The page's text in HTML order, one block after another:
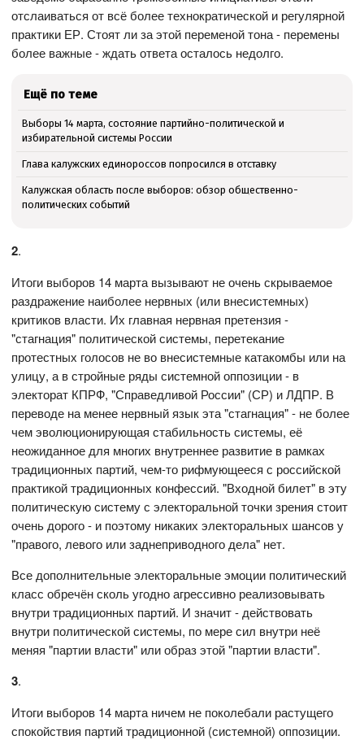
отслаиваться от всё более технократической и регулярной
практики ЕР. Стоят ли за этой переменой тона - перемены
более важные - ждать ответа осталось недолго.
Ещё по теме
Выборы 14 марта, состояние партийно-политической и
избирательной системы России
Глава калужских единороссов попросился в отставку
Калужская область после выборов: обзор общественно-
политических событий
2.
Итоги выборов 14 марта вызывают не очень скрываемое
раздражение наиболее нервных (или внесистемных)
критиков власти. Их главная нервная претензия -
"стагнация" политической системы, перетекание
протестных голосов не во внесистемные катакомбы или на
улицу, а в стройные ряды системной оппозиции - в
электорат КПРФ, "Справедливой России" (СР) и ЛДПР. В
переводе на менее нервный язык эта "стагнация" - не более
чем эволюционирующая стабильность системы, её
неожиданное для многих внутреннее развитие в рамках
традиционных партий, чем-то рифмующееся с российской
практикой традиционных конфессий. "Входной билет" в эту
политическую систему с электоральной точки зрения стоит
очень дорого - и поэтому никаких электоральных шансов у
"правого, левого или заднеприводного дела" нет.
Все дополнительные электоральные эмоции политический
класс обречён сколь угодно агрессивно реализовывать
внутри традиционных партий. И значит - действовать
внутри политической системы, по мере сил внутри неё
меняя "партии власти" или образ этой "партии власти".
3.
Итоги выборов 14 марта ничем не поколебали растущего
спокойствия партий традиционной (системной) оппозиции.